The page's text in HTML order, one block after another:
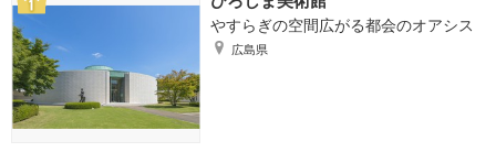
やすらぎの空間広がる都会のオアシス
広島県